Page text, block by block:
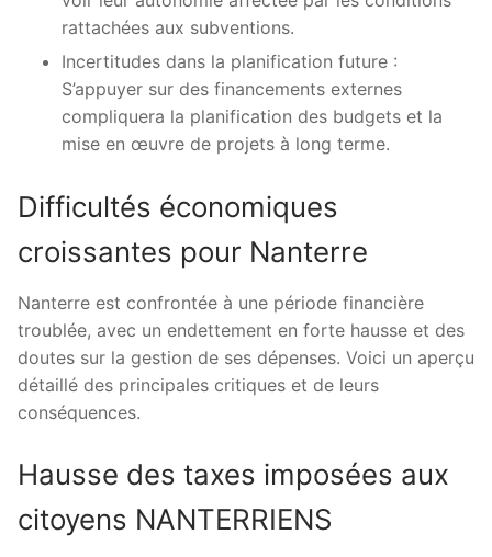
rattachées aux subventions.
Incertitudes dans la planification future :
S’appuyer sur des financements externes
compliquera la planification des budgets et la
mise en œuvre de projets à long terme.
Difficultés économiques
croissantes pour Nanterre
Nanterre est confrontée à une période financière
troublée, avec un endettement en forte hausse et des
doutes sur la gestion de ses dépenses. Voici un aperçu
détaillé des principales critiques et de leurs
conséquences.
Hausse des taxes imposées aux
citoyens NANTERRIENS